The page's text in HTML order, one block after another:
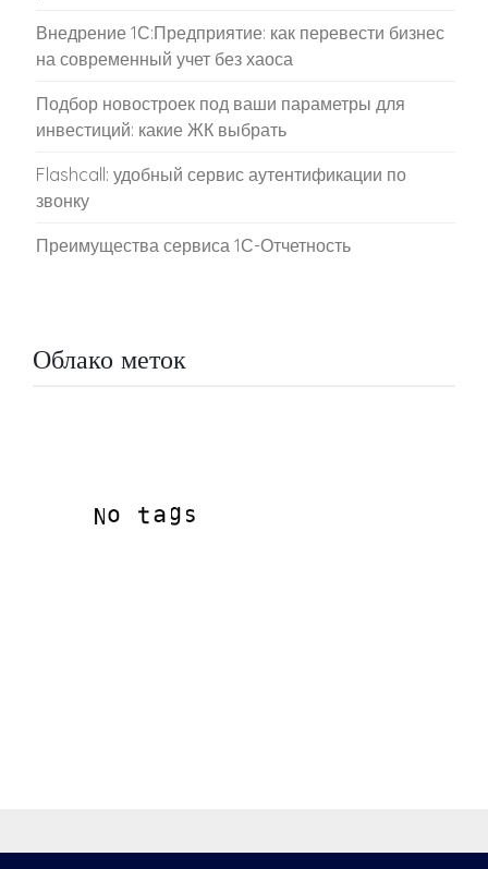
Внедрение 1С:Предприятие: как перевести бизнес
на современный учет без хаоса
Подбор новостроек под ваши параметры для
инвестиций: какие ЖК выбрать
Flashcall: удобный сервис аутентификации по
звонку
Преимущества сервиса 1С-Отчетность
Облако меток